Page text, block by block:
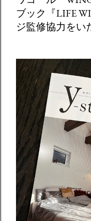
ブック『LIFE
ジ監修協力をい